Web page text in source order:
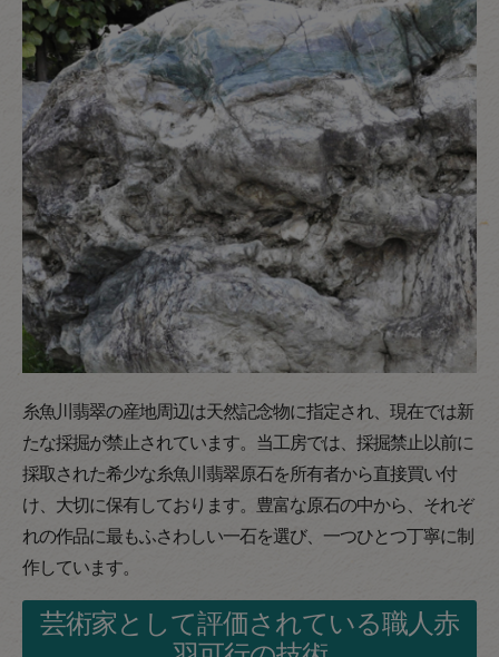
糸魚川翡翠の産地周辺は天然記念物に指定され、現在では新
たな採掘が禁止されています。当工房では、採掘禁止以前に
採取された希少な糸魚川翡翠原石を所有者から直接買い付
け、大切に保有しております。豊富な原石の中から、それぞ
れの作品に最もふさわしい一石を選び、一つひとつ丁寧に制
作しています。
芸術家として評価されている職人赤